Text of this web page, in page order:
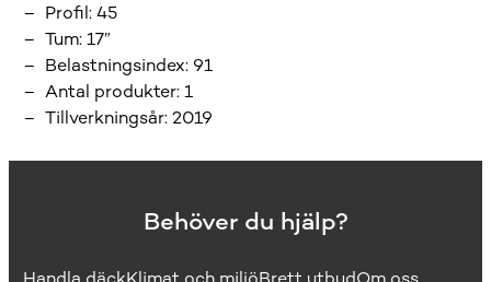
Profil:45
Tum:17”
Belastningsindex: 91
Antal produkter:1
Tillverkningsår:2019
Behöver du hjälp?